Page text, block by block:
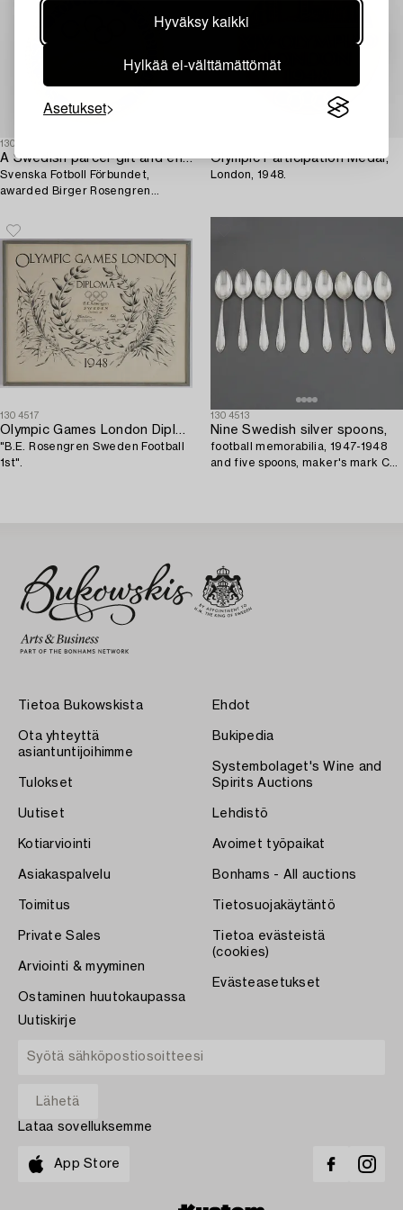
Hyväksy kaikki
Hylkää ei-välttämättömät
Asetukset
1304515
A Swedish parcel-gilt and enamel pin,
Svenska Fotboll Förbundet,
awarded Birger Rosengren
Olympic Participation Medal,
London, 1948.
1304517
Olympic Games London Diploma 1948,
"B.E. Rosengren Sweden Football
1st".
1304513
Nine Swedish silver spoons,
football memorabilia, 1947-1948
and five spoons, maker's mark CG
Tietoa Bukowskista
Ota yhteyttä
asiantuntijoihimme
Tulokset
Uutiset
Kotiarviointi
Asiakaspalvelu
Toimitus
Private Sales
Arviointi & myyminen
Ostaminen huutokaupassa
Ehdot
Bukipedia
Systembolaget's Wine and
Spirits Auctions
Lehdistö
Avoimet työpaikat
Bonhams - All auctions
Tietosuojakäytäntö
Tietoa evästeistä
(cookies)
Evästeasetukset
Uutiskirje
Lataa sovelluksemme
App Store